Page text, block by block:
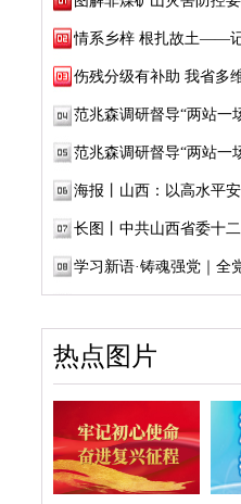
情系乡梓 根扎故土——记
伤残分级有补助 我省多
范兆森调研督导“两站一
范兆森调研督导“两站一
海报丨山西：以高水平
长图丨中共山西省委十
学习新语·铸魂强党｜全
热点图片